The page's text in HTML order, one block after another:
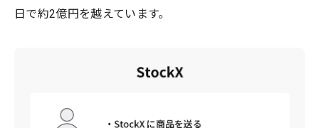
日で約2億円を越えています。